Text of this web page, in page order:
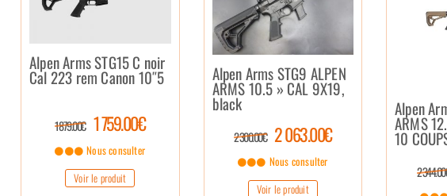
Alpen Arms STG15 C noir
Cal 223 rem Canon 10″5
1 879.00€ 1 759.00€
Nous consulter
Voir le produit
Alpen Arms STG9 ALPEN
ARMS 10.5 » CAL 9X19,
black
2 300.00€ 2 063.00€
Nous consulter
Voir le produit
Alpen
ARMS
10
2